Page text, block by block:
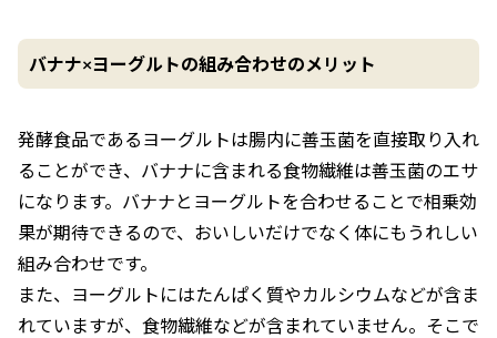
バナナ×ヨーグルトの組み合わせのメリット
発酵食品であるヨーグルトは腸内に善玉菌を直接取り入れ
ることができ、バナナに含まれる食物繊維は善玉菌のエサ
になります。バナナとヨーグルトを合わせることで相乗効
果が期待できるので、おいしいだけでなく体にもうれしい
組み合わせです。
また、ヨーグルトにはたんぱく質やカルシウムなどが含ま
れていますが、食物繊維などが含まれていません。そこで